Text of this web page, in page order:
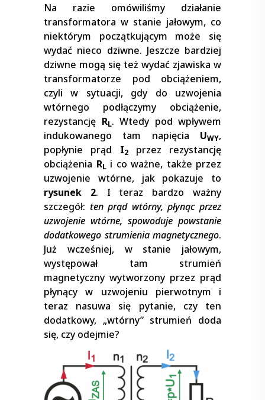
Na razie omówiliśmy działanie
transformatora w stanie jałowym, co
niektórym początkującym może się
wydać nieco dziwne. Jeszcze bardziej
dziwne mogą się też wydać zjawiska w
transformatorze pod obciążeniem,
czyli w sytuacji, gdy do uzwojenia
wtórnego podłączymy obciążenie,
rezystancję RL. Wtedy pod wpływem
indukowanego tam napięcia UWY,
popłynie prąd I2
przez rezystancję
obciążenia RL i co ważne, także przez
uzwojenie wtórne, jak pokazuje to
rysunek 2. I teraz bardzo ważny
szczegół: ten prąd wtórny, płynąc przez
uzwojenie wtórne, spowoduje powstanie
dodatkowego strumienia magnetycznego.
Już wcześniej, w stanie jałowym,
występował tam strumień
magnetyczny wytworzony przez prąd
płynący w uzwojeniu pierwotnym i
teraz nasuwa się pytanie, czy ten
dodatkowy, „wtórny” strumień doda
się, czy odejmie?